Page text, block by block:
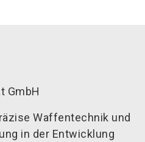
GmbH
Waffentechnik und
in der Entwicklung